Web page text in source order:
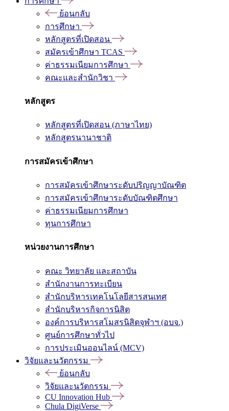
ย้อนกลับ
การศึกษา
หลักสูตรที่เปิดสอน
สมัครเข้าศึกษา TCAS
ค่าธรรมเนียมการศึกษา
คณะและสำนักวิชา
หลักสูตร
หลักสูตรที่เปิดสอน (ภาษาไทย)
หลักสูตรนานาชาติ
การสมัครเข้าศึกษา
การสมัครเข้าศึกษาระดับปริญญาบัณฑิต
การสมัครเข้าศึกษาระดับบัณฑิตศึกษา
ค่าธรรมเนียมการศึกษา
ทุนการศึกษา
หน่วยงานการศึกษา
คณะ วิทยาลัย และสถาบัน
สำนักงานการทะเบียน
สำนักบริหารเทคโนโลยีสารสนเทศ
สำนักบริหารกิจการนิสิต
องค์การบริหารสโมสรนิสิตจุฬาฯ (อบจ.)
ศูนย์การศึกษาทั่วไป
การประเมินออนไลน์ (MCV)
วิจัยและนวัตกรรม
ย้อนกลับ
วิจัยและนวัตกรรม
CU Innovation Hub
Chula DigiVerse